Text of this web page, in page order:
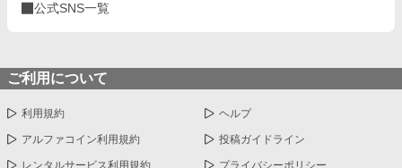
公式SNS一覧
ご利用について
利用規約 ヘルプ
アルファコイン利用規約 投稿ガイドライン
レンタルサービス利用規約 プライバシーポリシー